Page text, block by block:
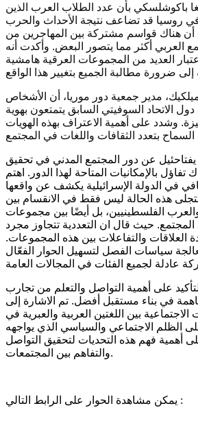
باكوشلسكي بأن عدد الطلاب العرب الذين
روسيا قد تضاعف نتيجة الأحداث والحرب
أن هناك قواسم مشتركة بين المهاجرين من
العربي أكثر مما يتصور البعض. وأكدت أنه
العديد من المجموعات العرقية هامشية
مدير جمعية دور موريا، أن الأشخاص
الاتحاد السوفيتي السابق يتمتعون بهوية
وشدد على أهمية الاعتراف بهذه الهويات
عن دور المجتمع المدني في تحقيق
تفاؤل بالإمكانيات المتاحة لهذا الدور. اهتم
في الدولة الإسرائيلية يكشف عن واقعها
هذه الحالة ليس فقط في الانقسام بين
والعرب الفلسطينيين، بل أيضًا بين مجموعات
حيث قال ان التعددية تتجاوز مجرد
العلاقات والتفاعلات بين هذه المجموعات.
سياسات الفصل لتسهيل الحوار الفعّال
على أهمية التواصل والتعلم من تجارب
في بناء مستقبل أفضل. تم الاشارة إلى
بين اللغتين العربية والعبرية في
الظلم الاجتماعي والسياسي الذي يواجهه
أهمية فهم هذه التحديات لتحقيق التواصل
والتفاهم بين المجتمعات.
يمكن مشاهدة الحوار على الرابط التالي :